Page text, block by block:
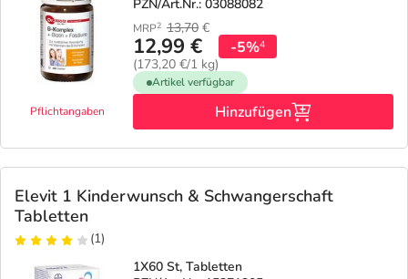
Pflichtangaben
PZN/Art.Nr.: 03088082
MRP2 13,70 €
12,99 €
(173,20 €/1 kg)
-5%4
Artikel verfügbar
Hinzufügen
Elevit 1 Kinderwunsch & Schwangerschaft
Tabletten
(1)
1X60 St, Tabletten